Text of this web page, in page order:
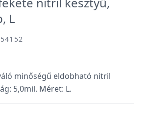
L
minőségű eldobható nitril
5,0mil. Méret: L.